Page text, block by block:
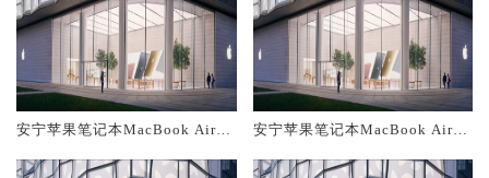
安宁苹果笔记本MacBook Air换
安宁苹果笔记本MacBook Air换